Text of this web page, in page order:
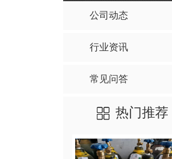
公司动态
行业资讯
常见问答
热门推荐